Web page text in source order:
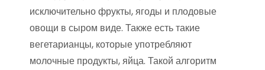
исключительно фрукты, ягоды и плодовые
овощи в сыром виде. Также есть такие
вегетарианцы, которые употребляют
молочные продукты, яйца. Такой алгоритм